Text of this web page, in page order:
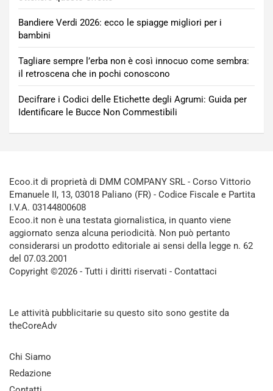
Bandiere Verdi 2026: ecco le spiagge migliori per i
bambini
Tagliare sempre l’erba non è così innocuo come sembra:
il retroscena che in pochi conoscono
Decifrare i Codici delle Etichette degli Agrumi: Guida per
Identificare le Bucce Non Commestibili
Ecoo.it di proprietà di DMM COMPANY SRL - Corso Vittorio
Emanuele II, 13, 03018 Paliano (FR) - Codice Fiscale e Partita
I.V.A. 03144800608
Ecoo.it non è una testata giornalistica, in quanto viene
aggiornato senza alcuna periodicità. Non può pertanto
considerarsi un prodotto editoriale ai sensi della legge n. 62
del 07.03.2001
Copyright ©2026 - Tutti i diritti riservati - Contattaci
Le attività pubblicitarie su questo sito sono gestite da
theCoreAdv
Chi Siamo
Redazione